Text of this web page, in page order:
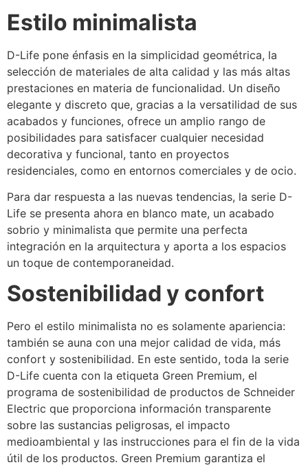
Estilo minimalista
D-Life pone énfasis en la simplicidad geométrica, la
selección de materiales de alta calidad y las más altas
prestaciones en materia de funcionalidad. Un diseño
elegante y discreto que, gracias a la versatilidad de sus
acabados y funciones, ofrece un amplio rango de
posibilidades para satisfacer cualquier necesidad
decorativa y funcional, tanto en proyectos
residenciales, como en entornos comerciales y de ocio.
Para dar respuesta a las nuevas tendencias, la serie D-
Life se presenta ahora en blanco mate, un acabado
sobrio y minimalista que permite una perfecta
integración en la arquitectura y aporta a los espacios
un toque de contemporaneidad.
Sostenibilidad y confort
Pero el estilo minimalista no es solamente apariencia:
también se auna con una mejor calidad de vida, más
confort y sostenibilidad. En este sentido, toda la serie
D-Life cuenta con la etiqueta Green Premium, el
programa de sostenibilidad de productos de Schneider
Electric que proporciona información transparente
sobre las sustancias peligrosas, el impacto
medioambiental y las instrucciones para el fin de la vida
útil de los productos. Green Premium garantiza el